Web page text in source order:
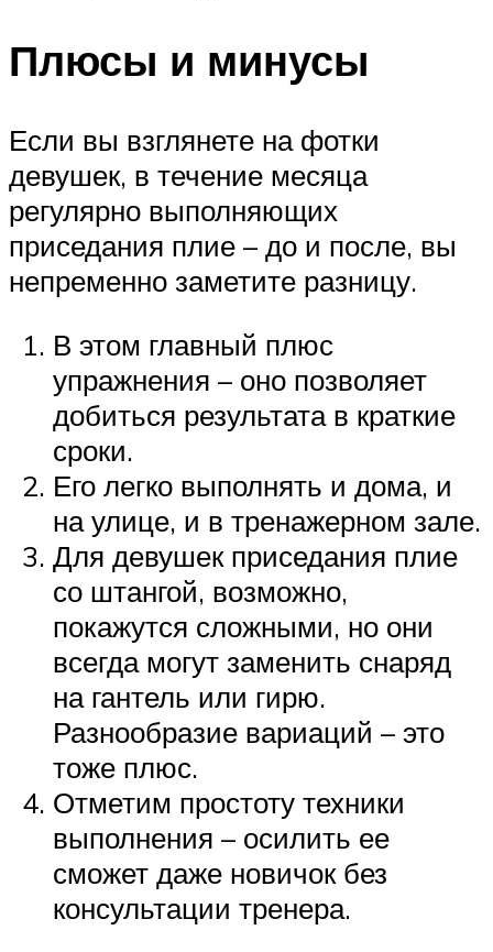
Плюсы и минусы
Если вы взглянете на фотки
девушек, в течение месяца
регулярно выполняющих
приседания плие – до и после, вы
непременно заметите разницу.
В этом главный плюс
упражнения – оно позволяет
добиться результата в краткие
сроки.
Его легко выполнять и дома, и
на улице, и в тренажерном зале.
Для девушек приседания плие
со штангой, возможно,
покажутся сложными, но они
всегда могут заменить снаряд
на гантель или гирю.
Разнообразие вариаций – это
тоже плюс.
Отметим простоту техники
выполнения – осилить ее
сможет даже новичок без
консультации тренера.